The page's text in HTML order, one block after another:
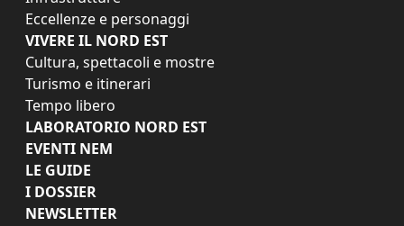
Eccellenze e personaggi
VIVERE IL NORD EST
Cultura, spettacoli e mostre
Turismo e itinerari
Tempo libero
LABORATORIO NORD EST
EVENTI NEM
LE GUIDE
I DOSSIER
NEWSLETTER